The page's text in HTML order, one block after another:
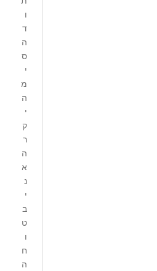
ו
ד
ה
ס
י
מ
ה
י
ק
ר
ה
א
נ
י
ב
ט
ו
ח
ה